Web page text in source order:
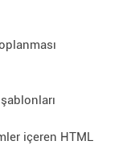
içeren HTML